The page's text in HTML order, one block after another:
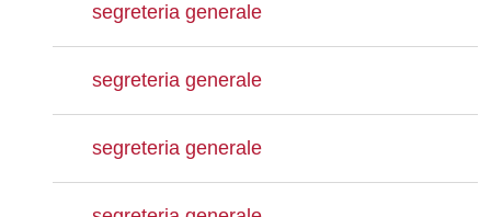
segreteria generale
segreteria generale
segreteria generale